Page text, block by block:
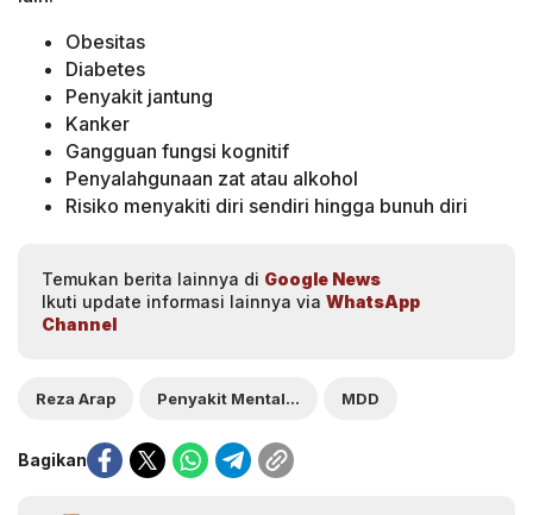
Obesitas
Diabetes
Penyakit jantung
Kanker
Gangguan fungsi kognitif
Penyalahgunaan zat atau alkohol
Risiko menyakiti diri sendiri hingga bunuh diri
Temukan berita lainnya di Google News
Ikuti update informasi lainnya via WhatsApp
Channel
Reza Arap Penyakit Mental MDD MDD
Bagikan